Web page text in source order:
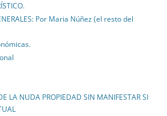
Por Maria Núñez (el resto del
LA NUDA PROPIEDAD SIN MANIFESTAR SI